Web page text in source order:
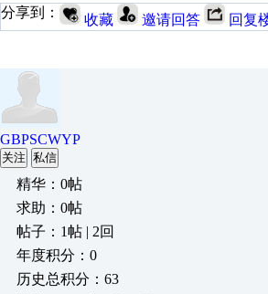
分享到： 收藏 邀请回答 回复
GBPSCWYP
关注 私信
精华：0帖
求助：0帖
帖子：1帖 | 2回
年度积分：0
历史总积分：63